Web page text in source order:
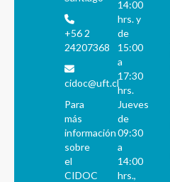
+56 2
24207368
cidoc@uft.cl
Para
más
información
sobre
el
CIDOC
14:00
hrs. y
de
15:00
a
17:30
hrs.
Jueves
de
09:30
a
14:00
hrs.,